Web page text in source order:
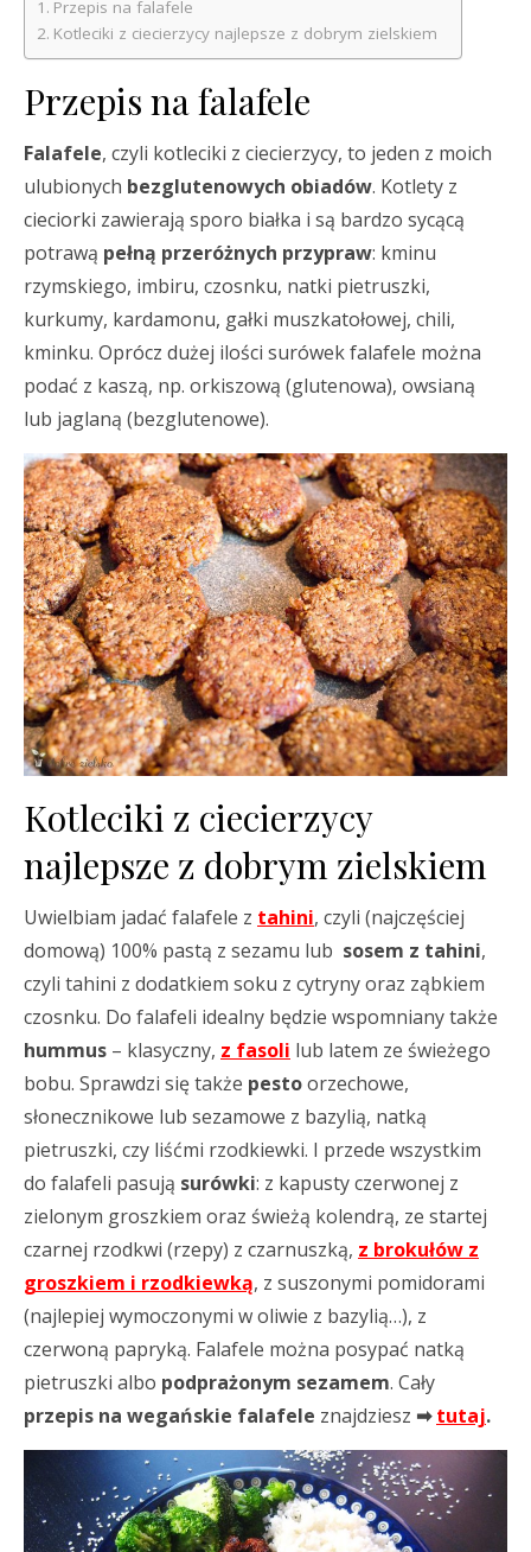
Przepis na falafele
Kotleciki z ciecierzycy najlepsze z dobrym zielskiem
Przepis na falafele
Falafele, czyli kotleciki z ciecierzycy, to jeden z moich
ulubionych bezglutenowych obiadów. Kotlety z
cieciorki zawierają sporo białka i są bardzo sycącą
potrawą pełną przeróżnych przypraw: kminu
rzymskiego, imbiru, czosnku, natki pietruszki,
kurkumy, kardamonu, gałki muszkatołowej, chili,
kminku. Oprócz dużej ilości surówek falafele można
podać z kaszą, np. orkiszową (glutenowa), owsianą
lub jaglaną (bezglutenowe).
Kotleciki z ciecierzycy
najlepsze z dobrym zielskiem
Uwielbiam jadać falafele z tahini, czyli (najczęściej
domową) 100% pastą z sezamu lub sosem z tahini,
czyli tahini z dodatkiem soku z cytryny oraz ząbkiem
czosnku. Do falafeli idealny będzie wspomniany także
hummus – klasyczny, z fasoli lub latem ze świeżego
bobu. Sprawdzi się także pestoorzechowe,
słonecznikowe lub sezamowe z bazylią, natką
pietruszki, czy liśćmi rzodkiewki. I przede wszystkim
do falafeli pasują surówki: z kapusty czerwonej z
zielonym groszkiem oraz świeżą kolendrą, ze startej
czarnej rzodkwi (rzepy) z czarnuszką, z brokułów z
groszkiem i rzodkiewką, z suszonymi pomidorami
(najlepiej wymoczonymi w oliwie z bazylią…), z
czerwoną papryką. Falafele można posypać natką
pietruszki albo podprażonym sezamem. Cały
przepis na wegańskie falafele znajdziesz ➡ tutaj.